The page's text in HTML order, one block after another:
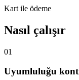
Kart ile ödeme
Nasıl çalışır
01
Uyumluluğu